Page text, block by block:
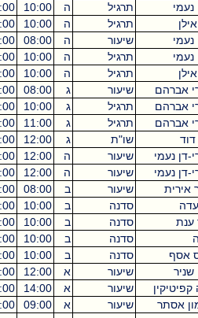
תרגיל 10:00
12:00
תרגיל 10:00
12:00
שיעור 08:00
10:00
תרגיל 10:00
12:00
תרגיל 10:00
12:00
שיעור 08:00
10:00
תרגיל 10:00
11:00
תרגיל 11:00
12:00
שו"ת 12:00
14:00
נעמי
שיעור 12:00
14:00
נעמי
שיעור 12:00
14:00
שיעור 08:00
10:00
סדנה 10:00
13:00
סדנה 10:00
13:00
סדנה
10:00
13:00
סדנה 10:00
13:00
שיעור 12:00
14:00
שיעור 14:00
16:00
אסתר
שיעור 09:00
12:00